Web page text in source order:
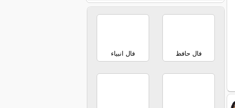
فال حافظ فال انبیاء